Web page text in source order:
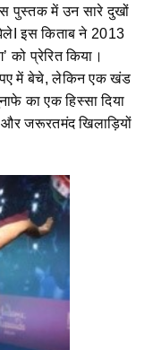
पुस्तक में उन सारे दुखों
इस किताब ने 2013
को प्रेरित किया।
में बेचे, लेकिन एक खंड
का एक हिस्सा दिया
जरूरतमंद खिलाड़ियों